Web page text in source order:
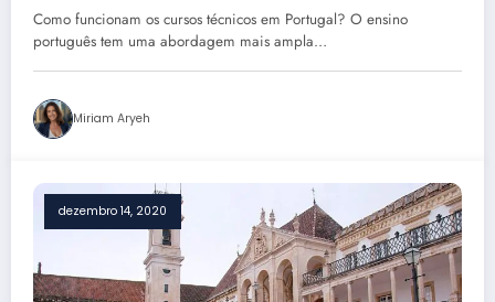
Como funcionam os cursos técnicos em Portugal? O ensino
português tem uma abordagem mais ampla…
Miriam Aryeh
dezembro 14, 2020